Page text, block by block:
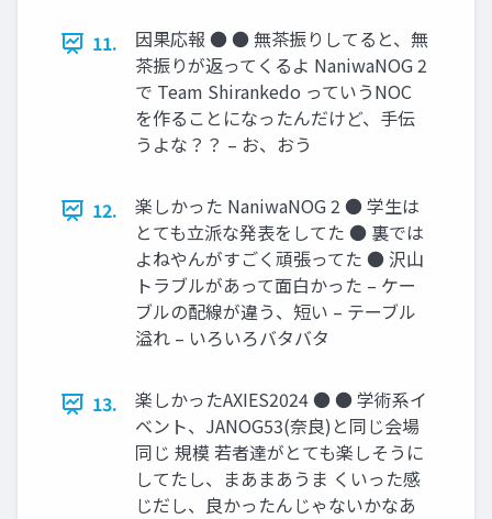
11.
因果応報 ● ● 無茶振りしてると、無
茶振りが返ってくるよ NaniwaNOG 2
で Team Shirankedo っていうNOC
を作ることになったんだけど、手伝
うよな？？ – お、おう
12.
楽しかった NaniwaNOG 2 ● 学生は
とても立派な発表をしてた ● 裏では
よねやんがすごく頑張ってた ● 沢山
トラブルがあって面白かった – ケー
ブルの配線が違う、短い – テーブル
溢れ – いろいろバタバタ
13.
楽しかったAXIES2024 ● ● 学術系イ
ベント、JANOG53(奈良)と同じ会場
同じ 規模 若者達がとても楽しそうに
してたし、まあまあうま くいった感
じだし、良かったんじゃないかなあ